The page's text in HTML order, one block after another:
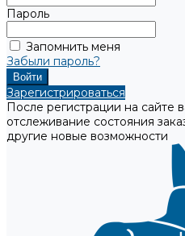
Пароль
Запомнить меня
Забыли пароль?
Зарегистрироваться
После регистрации на сайте
отслеживание состояния
другие новые возможности